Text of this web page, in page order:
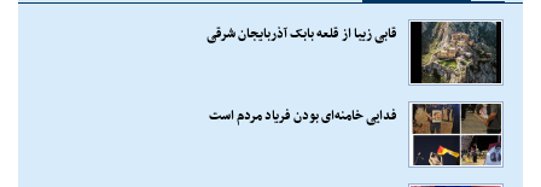
قابی زیبا از قلعه بابک آذربایجان شرقی
فدایی خامنه‌ای بودن فریاد مردم است